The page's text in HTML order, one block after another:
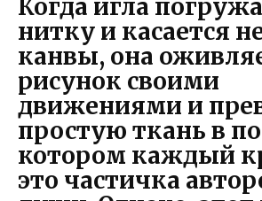
Когда игла
нитку и касается
канвы, она
рисунок своими
движениями и
простую ткань в
котором каждый
это частичка